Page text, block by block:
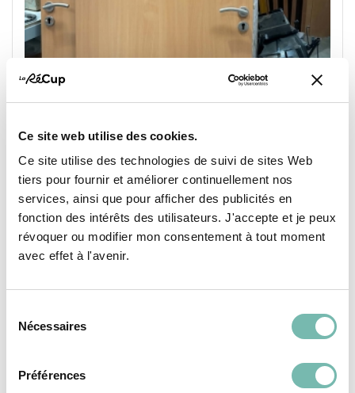
Ce site web utilise des cookies.
Ce site utilise des technologies de suivi de sites Web
tiers pour fournir et améliorer continuellement nos
services, ainsi que pour afficher des publicités en
fonction des intérêts des utilisateurs. J'accepte et je peux
révoquer ou modifier mon consentement à tout moment
avec effet à l'avenir.
Nécessaires
Préférences
Porte en bois pleine
25,00 €
RESSOURCERIE LE CARRÉ
TOURNAI